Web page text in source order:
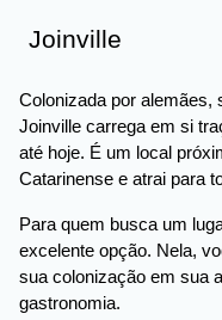
Joinville
Colonizada por alemães,
Joinville carrega em si
até hoje. É um local
Catarinense e atrai para
Para quem busca um
excelente opção. Nela,
sua colonização em sua
gastronomia.